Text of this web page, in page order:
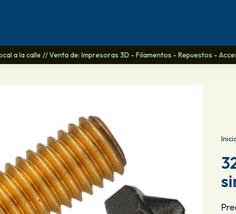
la calle // Venta de: Impresoras 3D - Filamentos - Repuestos -